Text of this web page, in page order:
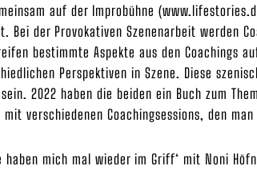
auf der Improbühne
der Provokativen Szenenarbeit werden
bestimmte Aspekte aus den Coachings
Perspektiven in Szene. Diese
2022 haben die beiden ein Buch zum
mit verschiedenen Coachingsessions, den
haben mich mal wieder im Griff‘ mit Noni